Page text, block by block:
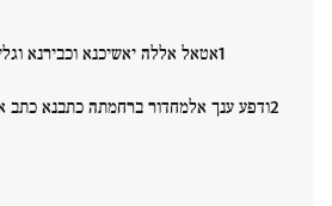
אטאל אללה יאשיכנא וכבירנא
ודפע ענך אלמחדור ברחמתה כתבנא כתב